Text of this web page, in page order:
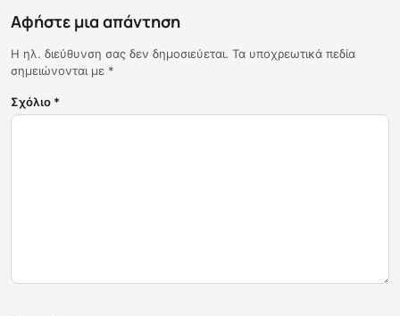
Αφήστε μια απάντηση
Η ηλ. διεύθυνση σας δεν δημοσιεύεται. Τα υποχρεωτικά πεδία
σημειώνονται με *
Σχόλιο *